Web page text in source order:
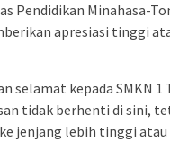
Pendidikan Minahasa-
apresiasi tinggi
selamat kepada SMKN 1
tidak berhenti di sini,
jenjang lebih tinggi atau